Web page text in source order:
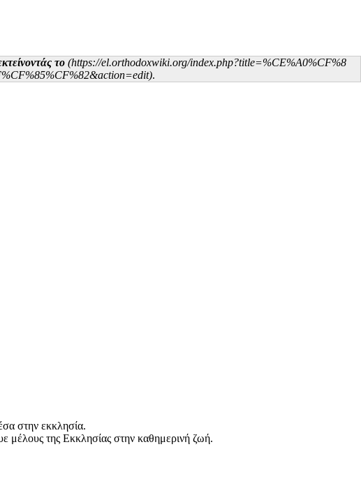
το
.
στην εκκλησία.
μέλους της Εκκλησίας στην καθημερινή ζωή.